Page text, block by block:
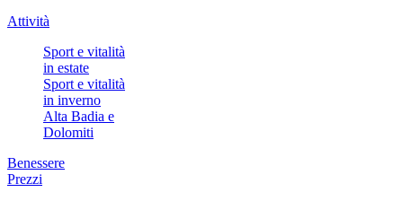
Attività
Sport e vitalità
in estate
Sport e vitalità
in inverno
Alta Badia e
Dolomiti
Benessere
Prezzi